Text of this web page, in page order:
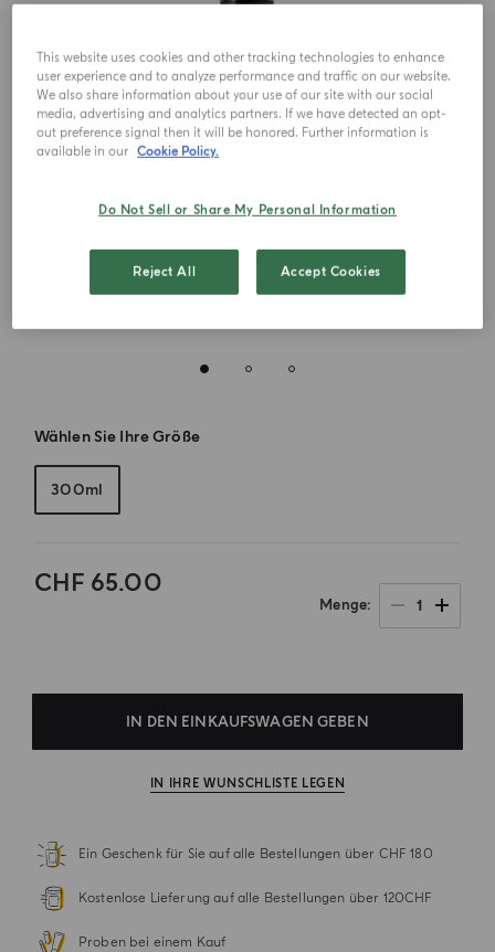
Wählen Sie Ihre Größe
300ml
CHF 65.00
Menge 1
IN DEN EINKAUFSWAGEN GEBEN
IN IHRE WUNSCHLISTE LEGEN
Ein Geschenk für Sie auf alle Bestellungen über CHF 180
Kostenlose Lieferung auf alle Bestellungen über 120CHF
Proben bei einem Kauf
This website uses cookies and other tracking technologies to enhance
user experience and to analyze performance and traffic on our website.
We also share information about your use of our site with our social
media, advertising and analytics partners. If we have detected an opt-
out preference signal then it will be honored. Further information is
available in our Cookie Policy.
Do Not Sell or Share My Personal Information
Reject All Accept Cookies